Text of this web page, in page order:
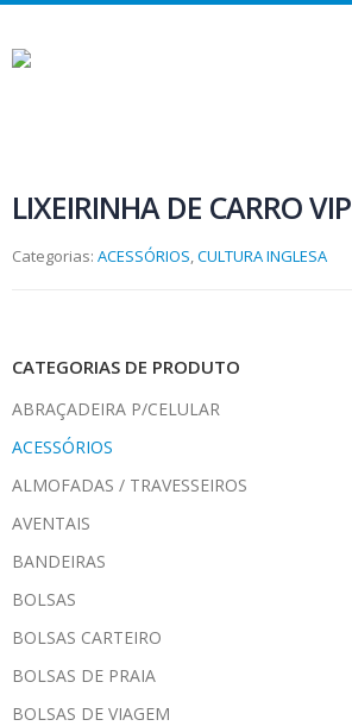
LIXEIRINHA DE CARRO VIP
Categorias: ACESSÓRIOS,CULTURA INGLESA
CATEGORIAS DE PRODUTO
ABRAÇADEIRA P/CELULAR
ACESSÓRIOS
ALMOFADAS / TRAVESSEIROS
AVENTAIS
BANDEIRAS
BOLSAS
BOLSAS CARTEIRO
BOLSAS DE PRAIA
BOLSAS DE VIAGEM